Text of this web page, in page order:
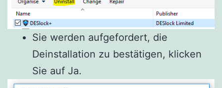
Sie werden aufgefordert, die
Deinstallation zu bestätigen, klicken
Sie auf Ja.